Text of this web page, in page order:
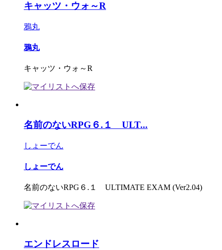
キャッツ・ウォ～R
鴉丸
鴉丸
キャッツ・ウォ～R
名前のないRPG６.１ ULT...
しょーでん
しょーでん
名前のないRPG６.１ ULTIMATE EXAM (Ver2.04)
エンドレスロード